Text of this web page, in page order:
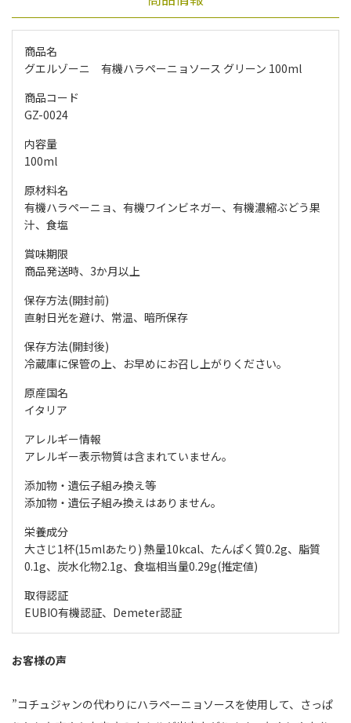
商品名
グエルゾーニ 有機ハラペーニョソース グリーン 100ml
商品コード
GZ-0024
内容量
100ml
原材料名
有機ハラペーニョ、有機ワインビネガー、有機濃縮ぶどう果
汁、食塩
賞味期限
商品発送時、3か月以上
保存方法(開封前)
直射日光を避け、常温、暗所保存
保存方法(開封後)
冷蔵庫に保管の上、お早めにお召し上がりください。
原産国名
イタリア
アレルギー情報
アレルギー表示物質は含まれていません。
添加物・遺伝子組み換え等
添加物・遺伝子組み換えはありません。
栄養成分
大さじ1杯(15mlあたり) 熱量10kcal、たんぱく質0.2g、脂質
0.1g、炭水化物2.1g、食塩相当量0.29g(推定値)
取得認証
EUBIO有機認証、Demeter認証
お客様の声
”コチュジャンの代わりにハラペーニョソースを使用して、さっぱ